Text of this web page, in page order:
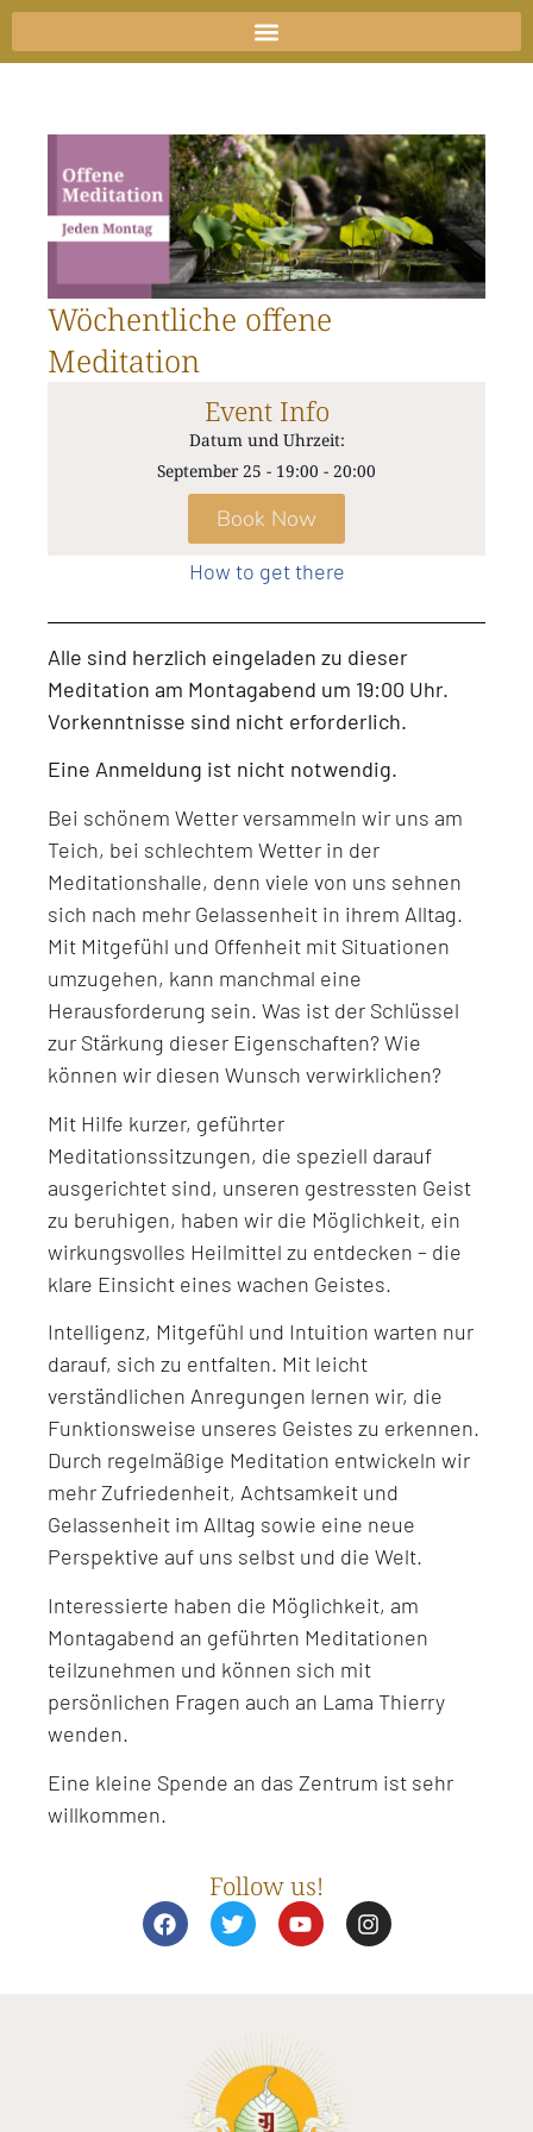
Zum
Inhalt
Wöchentliche offene
Meditation
Event Info
Datum und Uhrzeit:
September 25 - 19:00 - 20:00
Book Now
How to get there
Alle sind herzlich eingeladen zu dieser
Meditation am Montagabend um 19:00 Uhr.
Vorkenntnisse sind nicht erforderlich.
Eine Anmeldung ist nicht notwendig.
Bei schönem Wetter versammeln wir uns am
Teich, bei schlechtem Wetter in der
Meditationshalle, denn viele von uns sehnen
sich nach mehr Gelassenheit in ihrem Alltag.
Mit Mitgefühl und Offenheit mit Situationen
umzugehen, kann manchmal eine
Herausforderung sein. Was ist der Schlüssel
zur Stärkung dieser Eigenschaften? Wie
können wir diesen Wunsch verwirklichen?
Mit Hilfe kurzer, geführter
Meditationssitzungen, die speziell darauf
ausgerichtet sind, unseren gestressten Geist
zu beruhigen, haben wir die Möglichkeit, ein
wirkungsvolles Heilmittel zu entdecken – die
klare Einsicht eines wachen Geistes.
Intelligenz, Mitgefühl und Intuition warten nur
darauf, sich zu entfalten. Mit leicht
verständlichen Anregungen lernen wir, die
Funktionsweise unseres Geistes zu erkennen.
Durch regelmäßige Meditation entwickeln wir
mehr Zufriedenheit, Achtsamkeit und
Gelassenheit im Alltag sowie eine neue
Perspektive auf uns selbst und die Welt.
Interessierte haben die Möglichkeit, am
Montagabend an geführten Meditationen
teilzunehmen und können sich mit
persönlichen Fragen auch an Lama Thierry
wenden.
Eine kleine Spende an das Zentrum ist sehr
willkommen.
Follow us!
F
a
T
w
r
Y
o
e
I
n